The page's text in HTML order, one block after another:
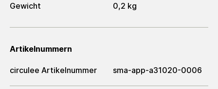
Gewicht 0,2 kg
Artikelnummern
circulee Artikelnummer sma-app-a31020-0006